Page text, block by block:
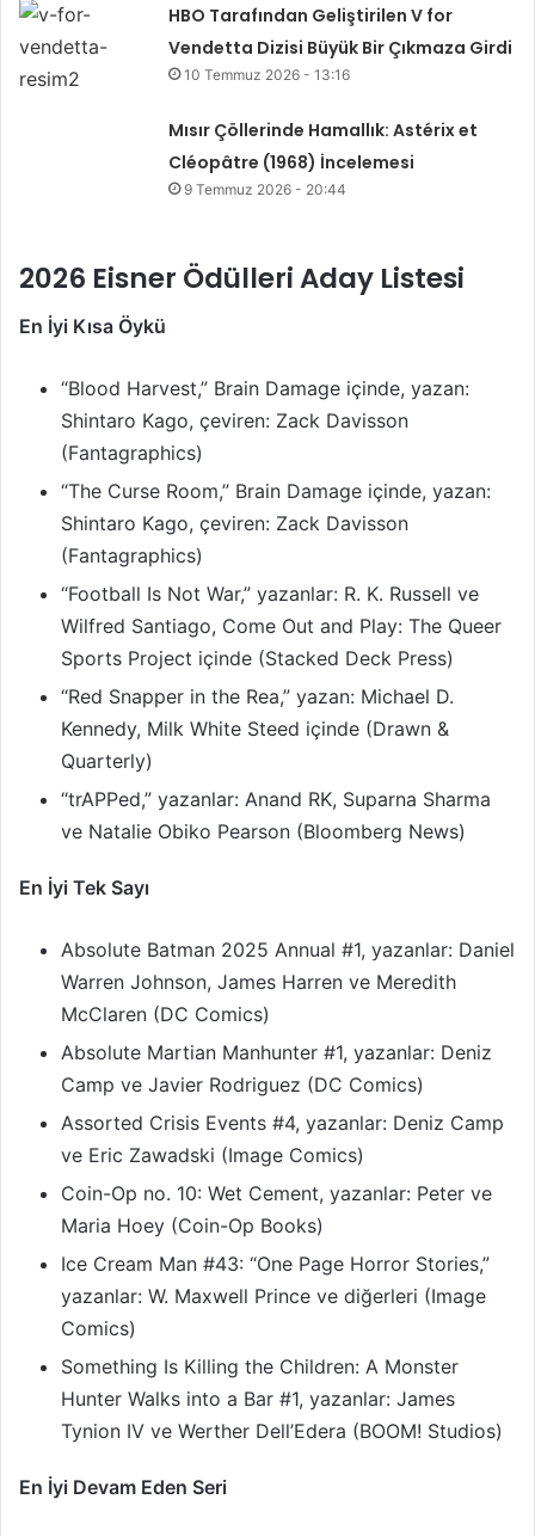
HBO Tarafından Geliştirilen V for
Vendetta Dizisi Büyük Bir Çıkmaza Girdi
10 Temmuz 2026 - 13:16
Mısır Çöllerinde Hamallık: Astérix et
Cléopâtre (1968) İncelemesi
9 Temmuz 2026 - 20:44
2026 Eisner Ödülleri Aday Listesi
En İyi Kısa Öykü
“Blood Harvest,” Brain Damage içinde, yazan:
Shintaro Kago, çeviren: Zack Davisson
(Fantagraphics)
“The Curse Room,” Brain Damage içinde, yazan:
Shintaro Kago, çeviren: Zack Davisson
(Fantagraphics)
“Football Is Not War,” yazanlar: R. K. Russell ve
Wilfred Santiago, Come Out and Play: The Queer
Sports Project içinde (Stacked Deck Press)
“Red Snapper in the Rea,” yazan: Michael D.
Kennedy, Milk White Steed içinde (Drawn &
Quarterly)
“trAPPed,” yazanlar: Anand RK, Suparna Sharma
ve Natalie Obiko Pearson (Bloomberg News)
En İyi Tek Sayı
Absolute Batman 2025 Annual #1, yazanlar: Daniel
Warren Johnson, James Harren ve Meredith
McClaren (DC Comics)
Absolute Martian Manhunter #1, yazanlar: Deniz
Camp ve Javier Rodriguez (DC Comics)
Assorted Crisis Events #4, yazanlar: Deniz Camp
ve Eric Zawadski (Image Comics)
Coin-Op no. 10: Wet Cement, yazanlar: Peter ve
Maria Hoey (Coin-Op Books)
Ice Cream Man #43: “One Page Horror Stories,”
yazanlar: W. Maxwell Prince ve diğerleri (Image
Comics)
Something Is Killing the Children: A Monster
Hunter Walks into a Bar #1, yazanlar: James
Tynion IV ve Werther Dell’Edera (BOOM! Studios)
En İyi Devam Eden Seri